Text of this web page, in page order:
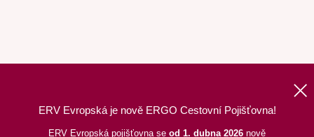
ERV Evropská je nově ERGO Cestovní Pojišťovna!
ERV Evropská pojišťovna se od 1. dubna 2026 nově